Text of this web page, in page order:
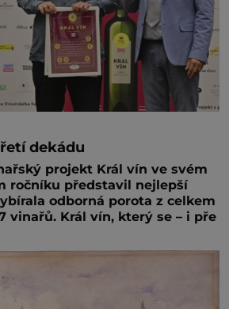
dekádu
projekt Král vín ve svém
ročníku představil nejlepší
odborná porota z celkem
1260 vzorků od 157 vinařů. Král vín, který se – i pře